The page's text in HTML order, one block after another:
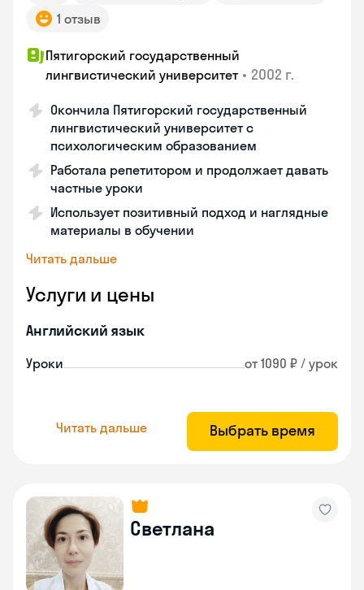
1 отзыв
Пятигорский государственный
лингвистический университет • 2002 г.
Окончила Пятигорский государственный
лингвистический университет с
психологическим образованием
Работала репетитором и продолжает давать
частные уроки
Использует позитивный подход и наглядные
материалы в обучении
Читать дальше
Услуги и цены
Английский язык
Уроки от 1090 ₽ / урок
Читать дальше Выбрать время
Светлана